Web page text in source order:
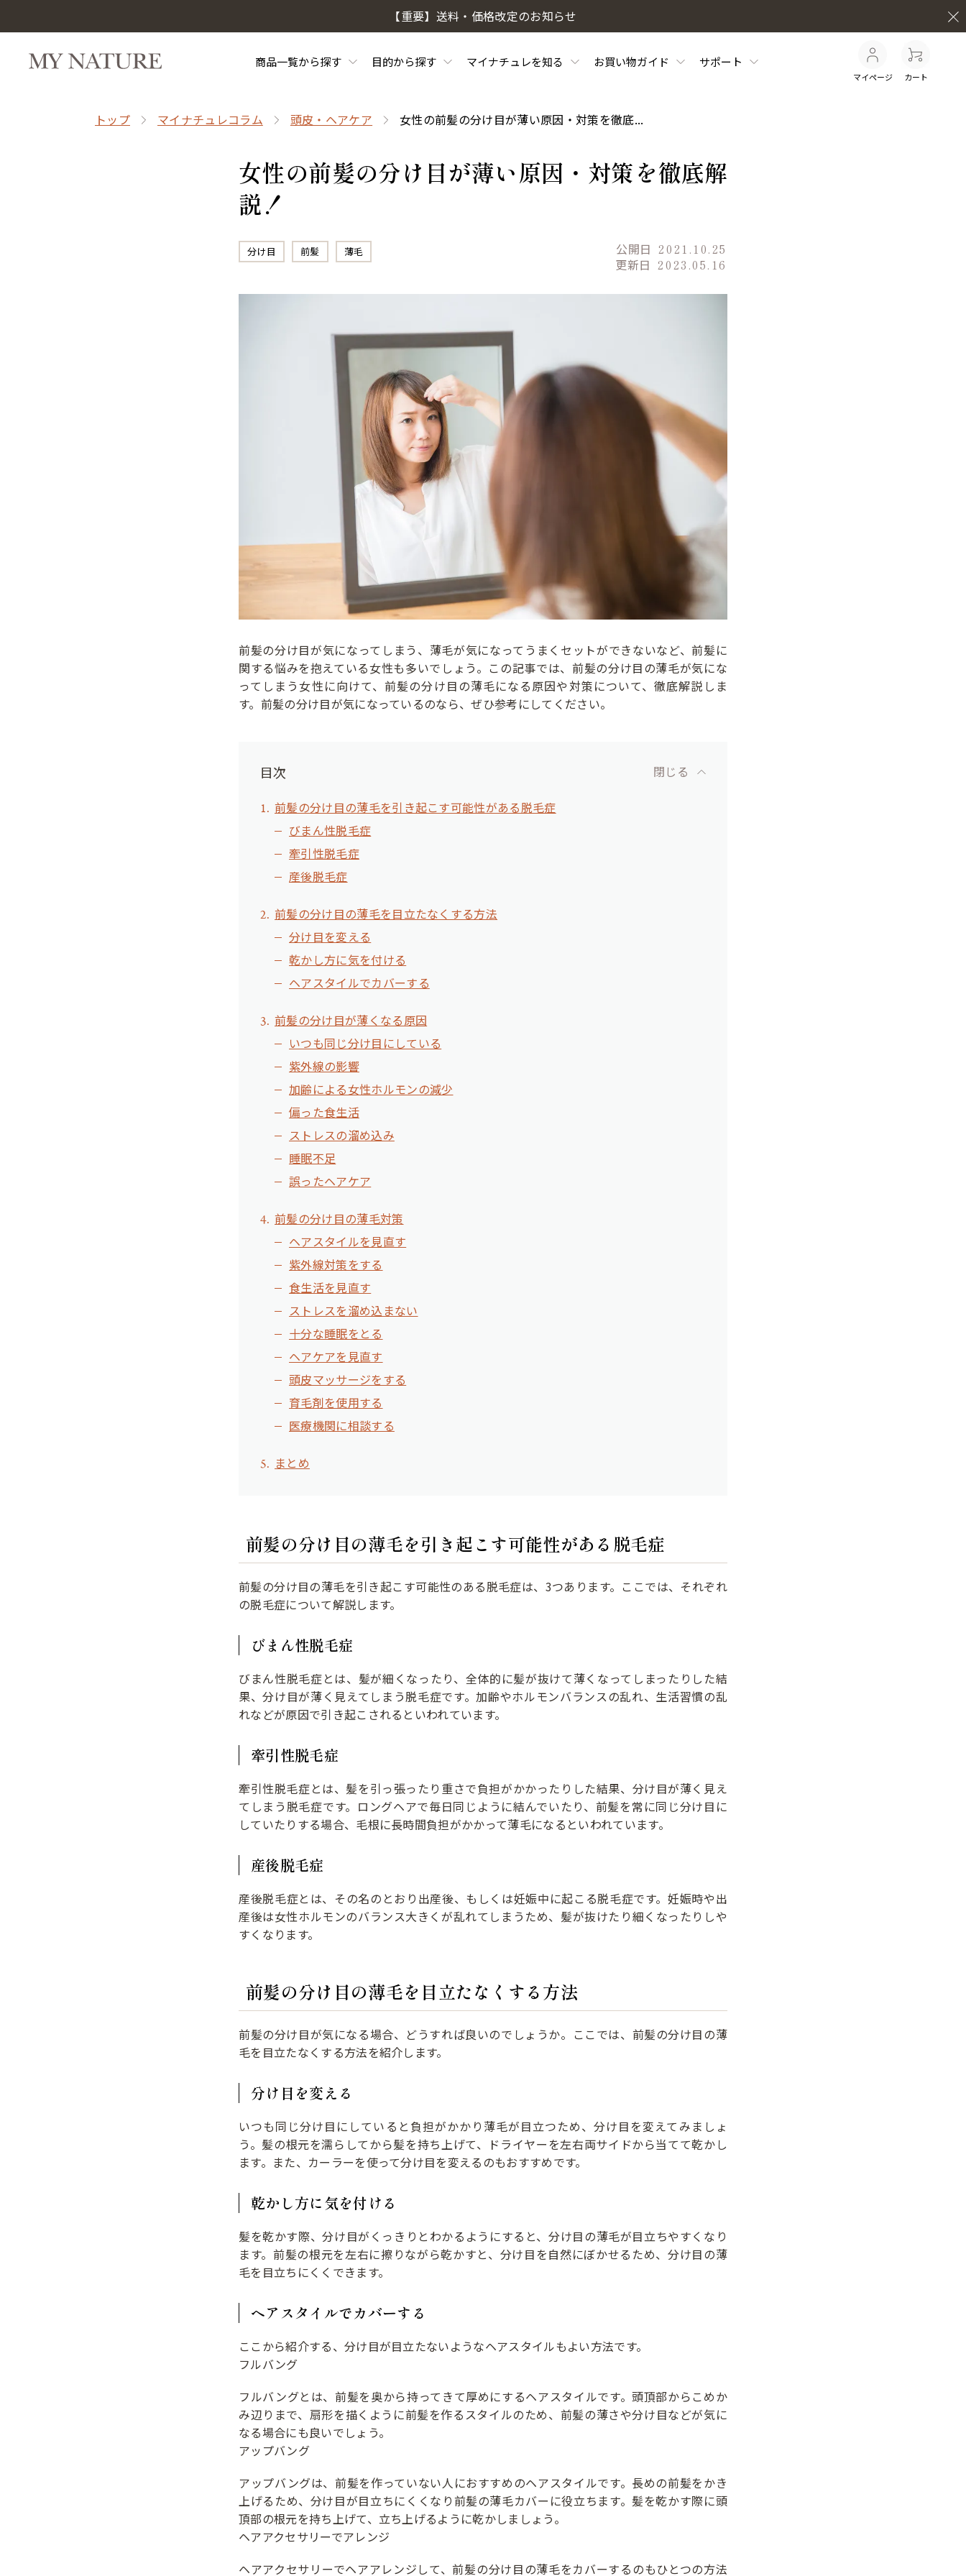
【重要】送料・価格改定のお知らせ
商品一覧から探す 目的から探す マイナチュレを知る お買い物ガイド サポート
マイページ カート
トップ マイナチュレコラム 頭皮・ヘアケア 女性の前髪の分け目が薄い原因・対策を徹底...
女性の前髪の分け目が薄い原因・対策を徹底解
説！
分け目 前髪 薄毛 公開日 2021.10.25
更新日 2023.05.16
前髪の分け目が気になってしまう、薄毛が気になってうまくセットができないなど、前髪に
関する悩みを抱えている女性も多いでしょう。この記事では、前髪の分け目の薄毛が気にな
ってしまう女性に向けて、前髪の分け目の薄毛になる原因や対策について、徹底解説しま
す。前髪の分け目が気になっているのなら、ぜひ参考にしてください。
目次
前髪の分け目の薄毛を引き起こす可能性がある脱毛症
びまん性脱毛症
牽引性脱毛症
産後脱毛症
前髪の分け目の薄毛を目立たなくする方法
分け目を変える
乾かし方に気を付ける
ヘアスタイルでカバーする
前髪の分け目が薄くなる原因
いつも同じ分け目にしている
紫外線の影響
加齢による女性ホルモンの減少
偏った食生活
ストレスの溜め込み
睡眠不足
誤ったヘアケア
前髪の分け目の薄毛対策
ヘアスタイルを見直す
紫外線対策をする
食生活を見直す
ストレスを溜め込まない
十分な睡眠をとる
ヘアケアを見直す
頭皮マッサージをする
育毛剤を使用する
医療機関に相談する
まとめ
閉じる
前髪の分け目の薄毛を引き起こす可能性がある脱毛症
前髪の分け目の薄毛を引き起こす可能性のある脱毛症は、3つあります。ここでは、それぞれ
の脱毛症について解説します。
びまん性脱毛症
びまん性脱毛症とは、髪が細くなったり、全体的に髪が抜けて薄くなってしまったりした結
果、分け目が薄く見えてしまう脱毛症です。加齢やホルモンバランスの乱れ、生活習慣の乱
れなどが原因で引き起こされるといわれています。
牽引性脱毛症
牽引性脱毛症とは、髪を引っ張ったり重さで負担がかかったりした結果、分け目が薄く見え
てしまう脱毛症です。ロングヘアで毎日同じように結んでいたり、前髪を常に同じ分け目に
していたりする場合、毛根に長時間負担がかかって薄毛になるといわれています。
産後脱毛症
産後脱毛症とは、その名のとおり出産後、もしくは妊娠中に起こる脱毛症です。妊娠時や出
産後は女性ホルモンのバランス大きくが乱れてしまうため、髪が抜けたり細くなったりしや
すくなります。
前髪の分け目の薄毛を目立たなくする方法
前髪の分け目が気になる場合、どうすれば良いのでしょうか。ここでは、前髪の分け目の薄
毛を目立たなくする方法を紹介します。
分け目を変える
いつも同じ分け目にしていると負担がかかり薄毛が目立つため、分け目を変えてみましょ
う。髪の根元を濡らしてから髪を持ち上げて、ドライヤーを左右両サイドから当てて乾かし
ます。また、カーラーを使って分け目を変えるのもおすすめです。
乾かし方に気を付ける
髪を乾かす際、分け目がくっきりとわかるようにすると、分け目の薄毛が目立ちやすくなり
ます。前髪の根元を左右に擦りながら乾かすと、分け目を自然にぼかせるため、分け目の薄
毛を目立ちにくくできます。
ヘアスタイルでカバーする
ここから紹介する、分け目が目立たないようなヘアスタイルもよい方法です。
フルバング
フルバングとは、前髪を奥から持ってきて厚めにするヘアスタイルです。頭頂部からこめか
み辺りまで、扇形を描くように前髪を作るスタイルのため、前髪の薄さや分け目などが気に
なる場合にも良いでしょう。
アップバング
アップバングは、前髪を作っていない人におすすめのヘアスタイルです。長めの前髪をかき
上げるため、分け目が目立ちにくくなり前髪の薄毛カバーに役立ちます。髪を乾かす際に頭
頂部の根元を持ち上げて、立ち上げるように乾かしましょう。
ヘアアクセサリーでアレンジ
ヘアアクセサリーでヘアアレンジして、前髪の分け目の薄毛をカバーするのもひとつの方法